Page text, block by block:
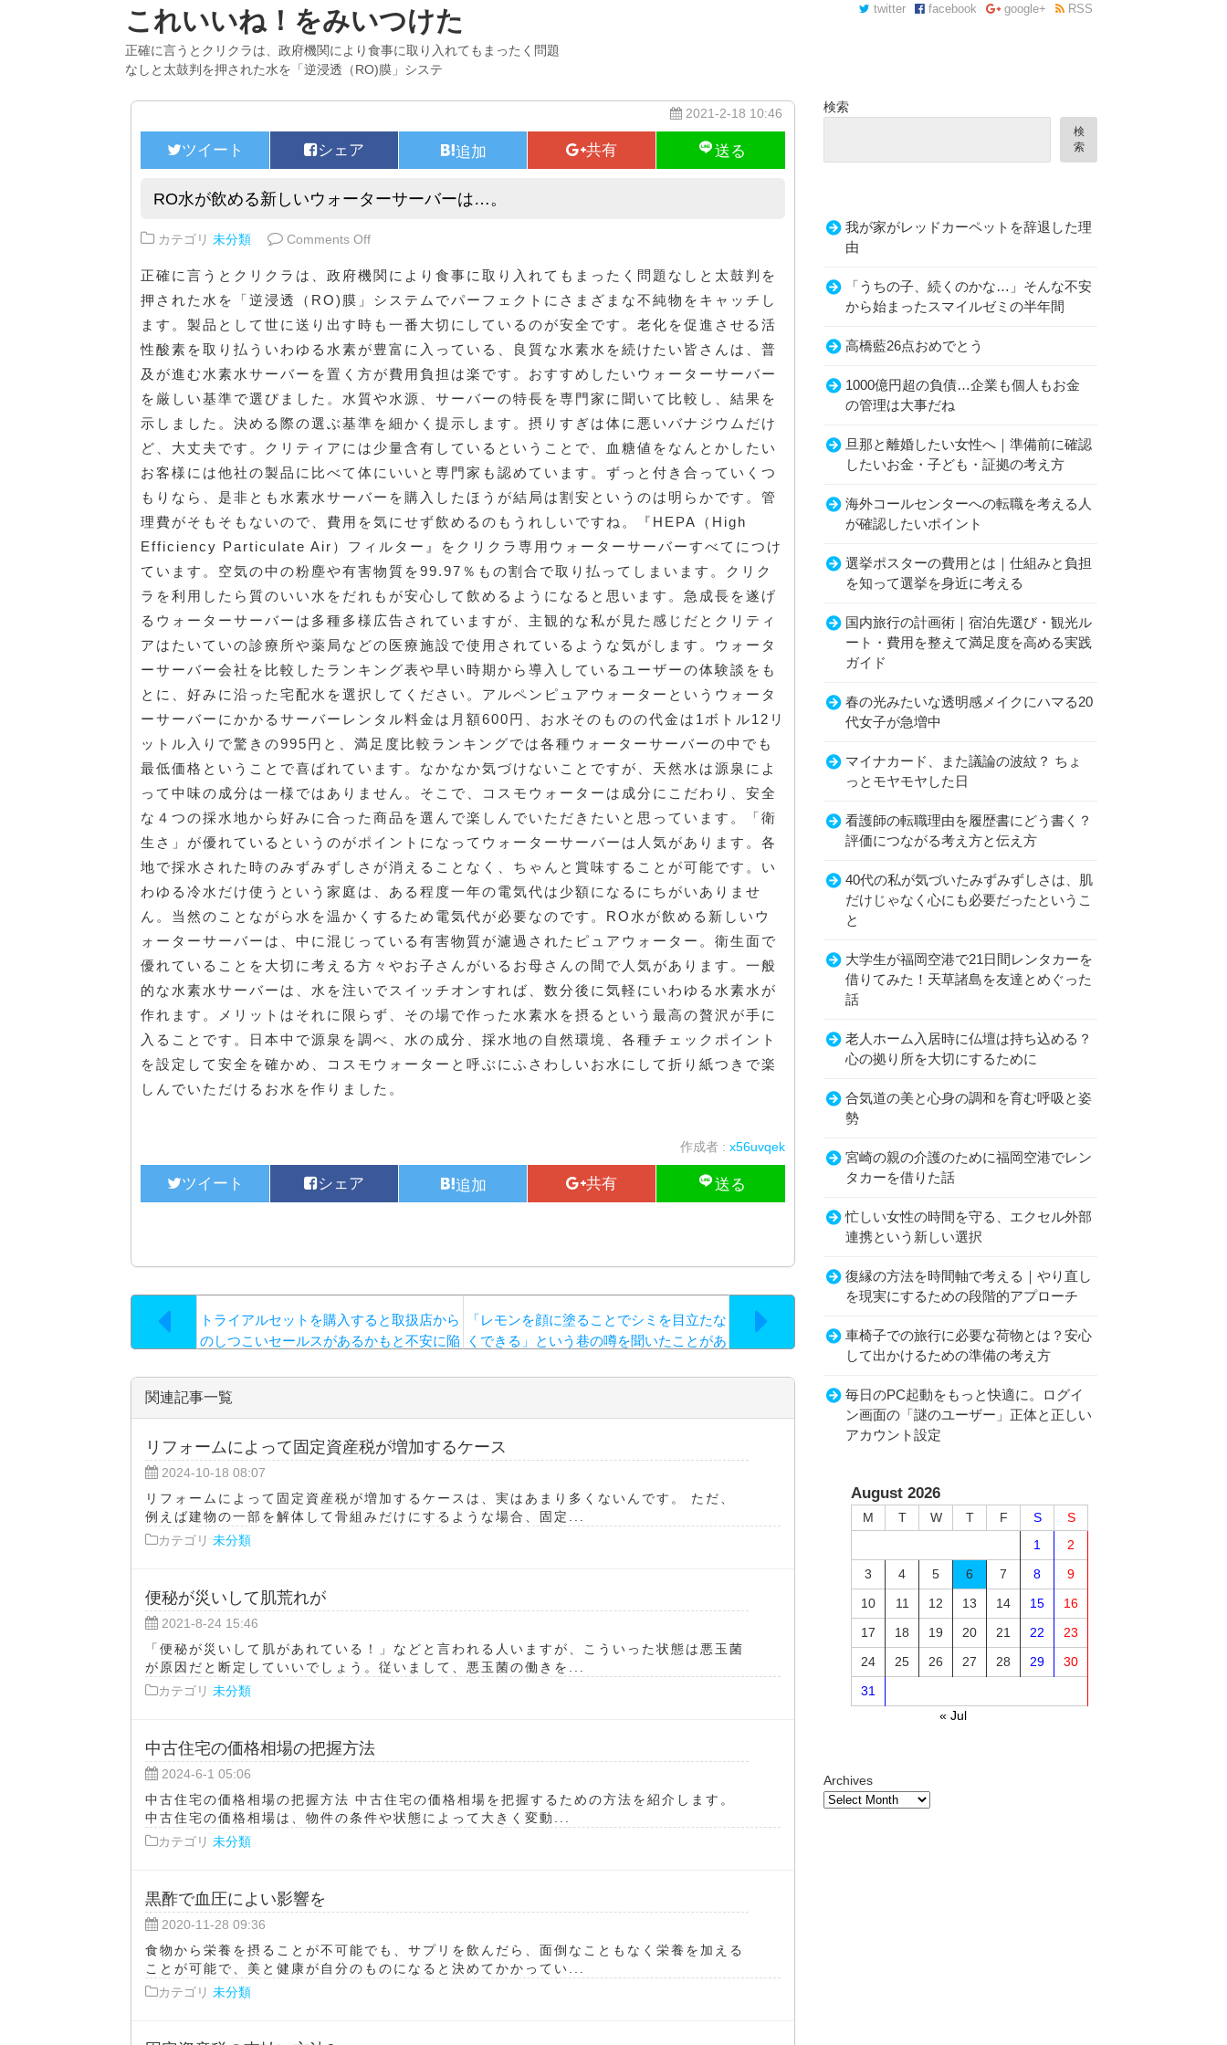
これいいね！をみいつけた
正確に言うとクリクラは、政府機関により食事に取り入れてもまったく問題
なしと太鼓判を押された水を「逆浸透（RO)膜」システ
twitter facebook google+ RSS
2021-2-18 10:46
RO水が飲める新しいウォーターサーバーは…。
カテゴリ 未分類 Comments Offon RO水が飲める新しいウォーターサーバーは…。
正確に言うとクリクラは、政府機関により食事に取り入れてもまったく問題なしと太鼓判を
押された水を「逆浸透（RO)膜」システムでパーフェクトにさまざまな不純物をキャッチし
ます。製品として世に送り出す時も一番大切にしているのが安全です。老化を促進させる活
性酸素を取り払ういわゆる水素が豊富に入っている、良質な水素水を続けたい皆さんは、普
及が進む水素水サーバーを置く方が費用負担は楽です。おすすめしたいウォーターサーバー
を厳しい基準で選びました。水質や水源、サーバーの特長を専門家に聞いて比較し、結果を
示しました。決める際の選ぶ基準を細かく提示します。摂りすぎは体に悪いバナジウムだけ
ど、大丈夫です。クリティアには少量含有しているということで、血糖値をなんとかしたい
お客様には他社の製品に比べて体にいいと専門家も認めています。ずっと付き合っていくつ
もりなら、是非とも水素水サーバーを購入したほうが結局は割安というのは明らかです。管
理費がそもそもないので、費用を気にせず飲めるのもうれしいですね。『HEPA（High
Efficiency Particulate Air）フィルター』をクリクラ専用ウォーターサーバーすべてにつけ
ています。空気の中の粉塵や有害物質を99.97％もの割合で取り払ってしまいます。クリク
ラを利用したら質のいい水をだれもが安心して飲めるようになると思います。急成長を遂げ
るウォーターサーバーは多種多様広告されていますが、主観的な私が見た感じだとクリティ
アはたいていの診療所や薬局などの医療施設で使用されているような気がします。ウォータ
ーサーバー会社を比較したランキング表や早い時期から導入しているユーザーの体験談をも
とに、好みに沿った宅配水を選択してください。アルペンピュアウォーターというウォータ
ーサーバーにかかるサーバーレンタル料金は月額600円、お水そのものの代金は1ボトル12リ
ットル入りで驚きの995円と、満足度比較ランキングでは各種ウォーターサーバーの中でも
最低価格ということで喜ばれています。なかなか気づけないことですが、天然水は源泉によ
って中味の成分は一様ではありません。そこで、コスモウォーターは成分にこだわり、安全
な４つの採水地から好みに合った商品を選んで楽しんでいただきたいと思っています。「衛
生さ」が優れているというのがポイントになってウォーターサーバーは人気があります。各
地で採水された時のみずみずしさが消えることなく、ちゃんと賞味することが可能です。い
わゆる冷水だけ使うという家庭は、ある程度一年の電気代は少額になるにちがいありませ
ん。当然のことながら水を温かくするため電気代が必要なのです。RO水が飲める新しいウ
ォーターサーバーは、中に混じっている有害物質が濾過されたピュアウォーター。衛生面で
優れていることを大切に考える方々やお子さんがいるお母さんの間で人気があります。一般
的な水素水サーバーは、水を注いでスイッチオンすれば、数分後に気軽にいわゆる水素水が
作れます。メリットはそれに限らず、その場で作った水素水を摂るという最高の贅沢が手に
入ることです。日本中で源泉を調べ、水の成分、採水地の自然環境、各種チェックポイント
を設定して安全を確かめ、コスモウォーターと呼ぶにふさわしいお水にして折り紙つきで楽
しんでいただけるお水を作りました。
作成者 : x56uvqek
トライアルセットを購入すると取扱店から
のしつこいセールスがあるかもと不安に陥
「レモンを顔に塗ることでシミを目立たな
くできる」という巷の噂を聞いたことがあ
関連記事一覧
リフォームによって固定資産税が増加するケース
2024-10-18 08:07
リフォームによって固定資産税が増加するケースは、実はあまり多くないんです。 ただ、
例えば建物の一部を解体して骨組みだけにするような場合、固定...
カテゴリ 未分類
便秘が災いして肌荒れが
2021-8-24 15:46
「便秘が災いして肌があれている！」などと言われる人いますが、こういった状態は悪玉菌
が原因だと断定していいでしょう。従いまして、悪玉菌の働きを...
カテゴリ 未分類
中古住宅の価格相場の把握方法
2024-6-1 05:06
中古住宅の価格相場の把握方法 中古住宅の価格相場を把握するための方法を紹介します。
中古住宅の価格相場は、物件の条件や状態によって大きく変動...
カテゴリ 未分類
黒酢で血圧によい影響を
2020-11-28 09:36
食物から栄養を摂ることが不可能でも、サプリを飲んだら、面倒なこともなく栄養を加える
ことが可能で、美と健康が自分のものになると決めてかかってい...
カテゴリ 未分類
検索
検
索
我が家がレッドカーペットを辞退した理
由
「うちの子、続くのかな…」そんな不安
から始まったスマイルゼミの半年間
高橋藍26点おめでとう
1000億円超の負債…企業も個人もお金
の管理は大事だね
旦那と離婚したい女性へ｜準備前に確認
したいお金・子ども・証拠の考え方
海外コールセンターへの転職を考える人
が確認したいポイント
選挙ポスターの費用とは｜仕組みと負担
を知って選挙を身近に考える
国内旅行の計画術｜宿泊先選び・観光ル
ート・費用を整えて満足度を高める実践
ガイド
春の光みたいな透明感メイクにハマる20
代女子が急増中
マイナカード、また議論の波紋？ ちょ
っとモヤモヤした日
看護師の転職理由を履歴書にどう書く？
評価につながる考え方と伝え方
40代の私が気づいたみずみずしさは、肌
だけじゃなく心にも必要だったというこ
と
大学生が福岡空港で21日間レンタカーを
借りてみた！天草諸島を友達とめぐった
話
老人ホーム入居時に仏壇は持ち込める？
心の拠り所を大切にするために
合気道の美と心身の調和を育む呼吸と姿
勢
宮崎の親の介護のために福岡空港でレン
タカーを借りた話
忙しい女性の時間を守る、エクセル外部
連携という新しい選択
復縁の方法を時間軸で考える｜やり直し
を現実にするための段階的アプローチ
車椅子での旅行に必要な荷物とは？安心
して出かけるための準備の考え方
毎日のPC起動をもっと快適に。ログイ
ン画面の「謎のユーザー」正体と正しい
アカウント設定
August 2026
M T W T F S
S
1
2
3
4 5 6 7 8
9
10
11 12 13 14 15
16
17
18 19 20 21 22
23
24
25 26 27 28 29
30
31
« Jul
Archives